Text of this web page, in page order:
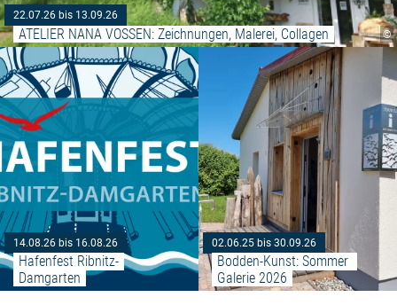
©
22.07.26 bis 13.09.26
ATELIER NANA VOSSEN: Zeichnungen, Malerei, Collagen
14.08.26 bis 16.08.26
Hafenfest Ribnitz-
Damgarten
Weiterlesen: "Hafenfest
02.06.25 bis 30.09.26
Bodden-Kunst: Sommer
Galerie 2026